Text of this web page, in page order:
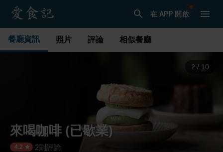
在 APP 開啟
餐廳資訊 照片 評論 相似餐廳
3 / 10
來喝咖啡 (已歇業)
4.2 ·2 則評論